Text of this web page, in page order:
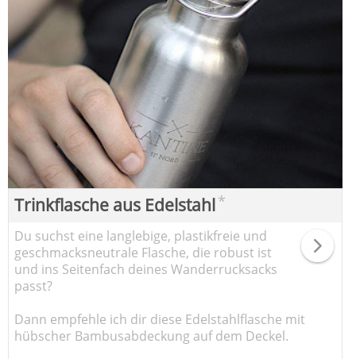
Trinkflasche aus Edelstahl*
Du suchst eine langlebige, plastikfreie und
geschmacksneutrale Flasche, die robust ist
und ins Seitenfach deines Wanderrucksacks
passt?
Dann empfehle ich dir diese Edelstahlflasche mit
hübscher Bambusabdeckung auf dem Deckel.